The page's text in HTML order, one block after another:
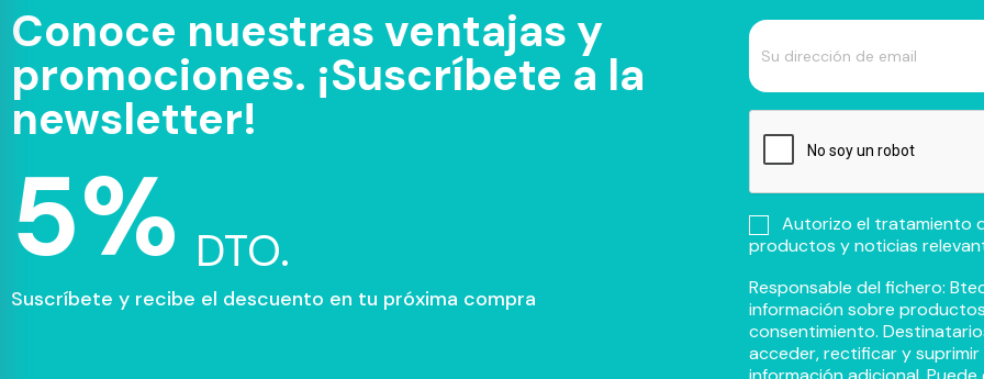
Conoce nuestras ventajas y
promociones. ¡Suscríbete a la
newsletter!
5% DTO.
Suscríbete y recibe el descuento en tu próxima compra
Autorizo el tratamiento
productos y noticias
Responsable del fichero:
información sobre
consentimiento.
acceder, rectificar y